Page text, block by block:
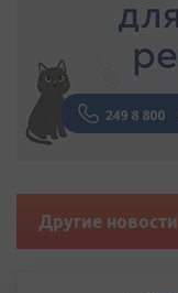
Другие новости